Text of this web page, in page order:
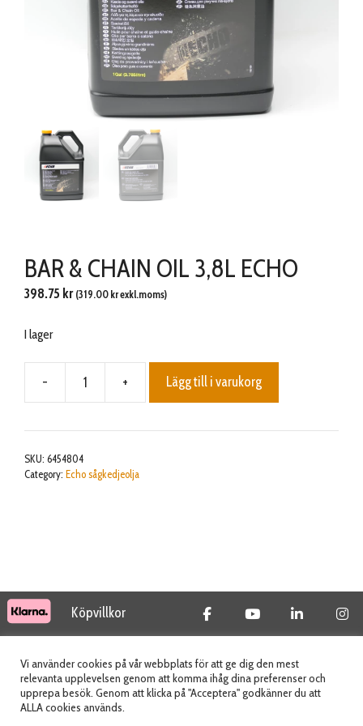
BAR & CHAIN OIL 3,8L ECHO
398.75 kr (319.00 krexkl.moms)
I lager
-
BAR & CHAIN OIL
ECHO
+ Lägg till i varukorg
SKU: 6454804
Category: Echo sågkedjeolja
Köpvillkor
© 2026 Tidab AB - All Rights Reserved
Vi använder cookies på vår webbplats för att ge dig den mest
relevanta upplevelsen genom att komma ihåg dina preferenser och
upprepa besök. Genom att klicka på "Acceptera" godkänner du att
ALLA cookies används.